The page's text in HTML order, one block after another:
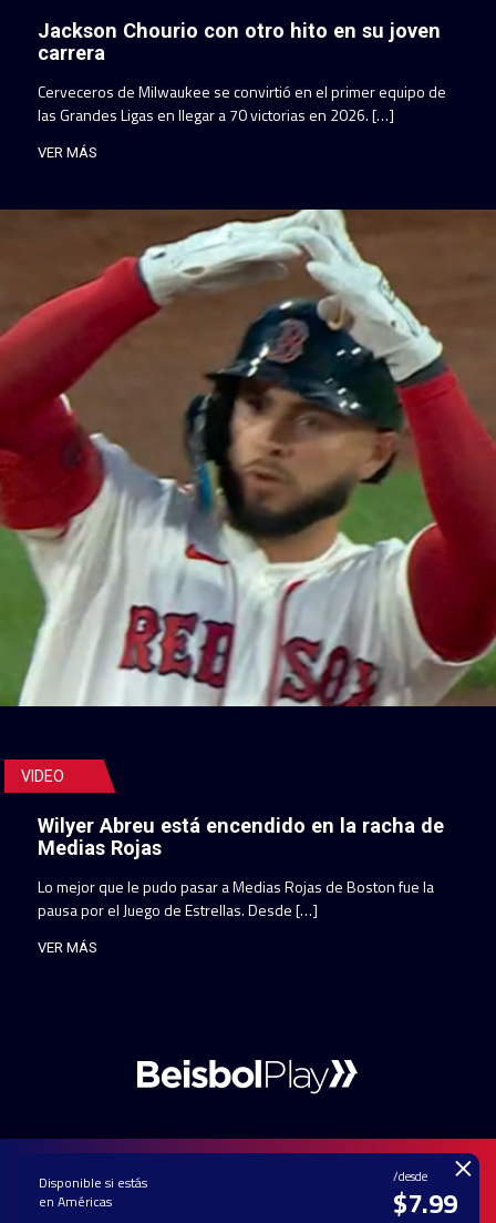
Jackson Chourio con otro hito en su joven
carrera
Cerveceros de Milwaukee se convirtió en el primer equipo de
las Grandes Ligas en llegar a 70 victorias en 2026. […]
VER MÁS
VIDEO
Wilyer Abreu está encendido en la racha de
Medias Rojas
Lo mejor que le pudo pasar a Medias Rojas de Boston fue la
pausa por el Juego de Estrellas. Desde […]
VER MÁS
PAUTA CON
TÉRMINOS Y
CONDICIONES
Disponible si estás
en Américas
/desde
$7.99
×